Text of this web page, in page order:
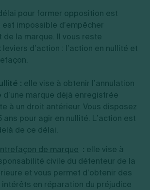
pour former opposition est
impossible d’empêcher
de la marque. Il vous reste
d’action : l’action en nullité et
: elle vise à obtenir l’annulation
marque déjà enregistrée
à un droit antérieur. Vous disposez
ans pour agir en nullité. L’action est
de ce délai.
de marque : elle vise à
civile du détenteur de la
et vous permet d’obtenir des
en réparation du préjudice